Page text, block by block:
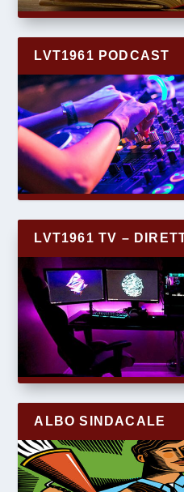
LVT1961 PODCAST
LVT1961 TV –
ALBO SINDACALE